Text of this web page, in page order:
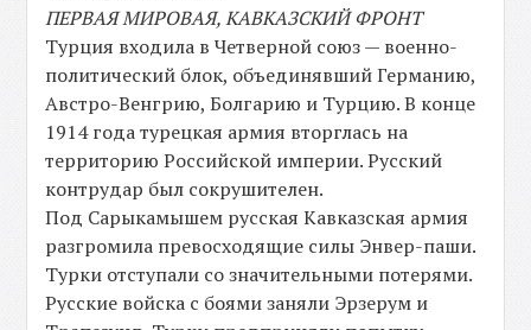
ПЕРВАЯ МИРОВАЯ, КАВКАЗСКИЙ ФРОНТ
Турция входила в Четверной союз — военно-
политический блок, объединявший Германию,
Австро-Венгрию, Болгарию и Турцию. В конце
1914 года турецкая армия вторглась на
территорию Российской империи. Русский
контрудар был сокрушителен.
Под Сарыкамышем русская Кавказская армия
разгромила превосходящие силы Энвер-паши.
Турки отступали со значительными потерями.
Русские войска с боями заняли Эрзерум и